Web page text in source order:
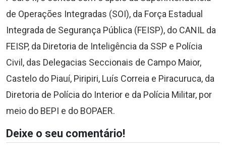
de Operações Integradas (SOI), da Força Estadual
Integrada de Segurança Pública (FEISP), do CANIL da
FEISP, da Diretoria de Inteligência da SSP e Polícia
Civil, das Delegacias Seccionais de Campo Maior,
Castelo do Piauí, Piripiri, Luís Correia e Piracuruca, da
Diretoria de Polícia do Interior e da Polícia Militar, por
meio do BEPI e do BOPAER.
Deixe o seu comentário!